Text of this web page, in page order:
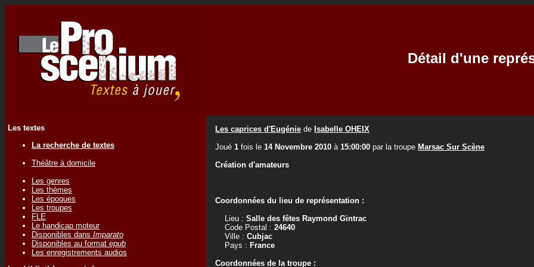
Détail d'une
Les textes
La recherche de textes
Théâtre à domicile
Les genres
Les thèmes
Les époques
Les troupes
FLE
Le handicap moteur
Disponibles dans Imparato
Disponibles au format epub
Les enregistrements audios
Les caprices d'Eugénie de Isabelle OHEIX
Joué 1 fois le 14 Novembre 2010 à 15:00:00 par la troupe Marsac Sur Scène
Création d'amateurs
Coordonnées du lieu de représentation :
Lieu : Salle des fêtes Raymond Gintrac
Code Postal : 24640
Ville : Cubjac
Pays : France
Coordonnées de la troupe :